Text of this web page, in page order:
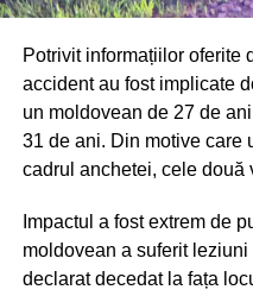
Potrivit informațiilor oferite
accident au fost implicate
un moldovean de 27 de
31 de ani. Din motive care
cadrul anchetei, cele două
Impactul a fost extrem de
moldovean a suferit
declarat decedat la fața